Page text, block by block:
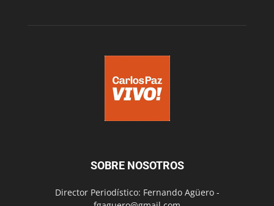
SOBRE NOSOTROS
Director Periodístico: Fernando Agüero -